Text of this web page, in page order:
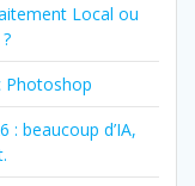
Local ou
Photoshop
beaucoup d’IA,